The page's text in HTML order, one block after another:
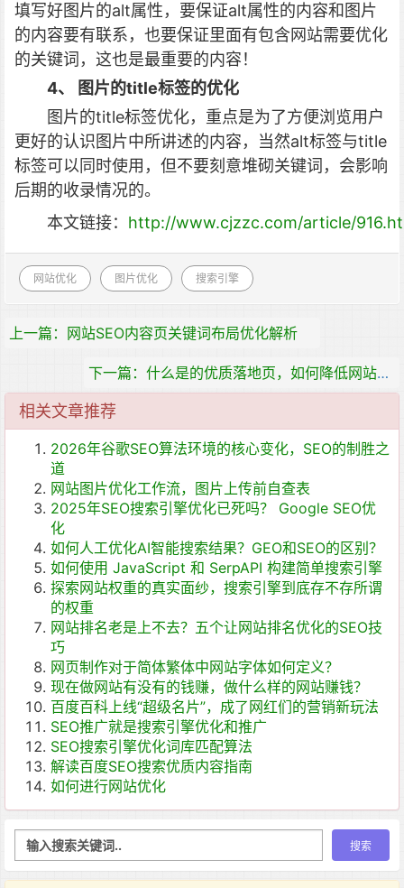
填写好图片的alt属性，要保证alt属性的内容和图片
的内容要有联系，也要保证里面有包含网站需要优化
的关键词，这也是最重要的内容！
4、 图片的title标签的优化
图片的title标签优化，重点是为了方便浏览用户
更好的认识图片中所讲述的内容，当然alt标签与title
标签可以同时使用，但不要刻意堆砌关键词，会影响
后期的收录情况的。
本文链接： http://www.cjzzc.com/article/
网站优化 图片优化 搜索引擎
上一篇：网站SEO内容页关键词布局优化解析
下一篇：什么是的优质落地页，如何降低网站的跳出率
相关文章推荐
2026年谷歌SEO算法环境的核心变化，SEO的制胜之
道
网站图片优化工作流，图片上传前自查表
2025年SEO搜索引擎优化已死吗？ Google SEO优
化
如何人工优化AI智能搜索结果？GEO和SEO的区别？
如何使用 JavaScript 和 SerpAPI 构建简单搜索引擎
探索网站权重的真实面纱，搜索引擎到底存不存所谓
的权重
网站排名老是上不去？五个让网站排名优化的SEO技
巧
网页制作对于简体繁体中网站字体如何定义？
现在做网站有没有的钱赚，做什么样的网站赚钱？
百度百科上线“超级名片”，成了网红们的营销新玩法
SEO推广就是搜索引擎优化和推广
SEO搜索引擎优化词库匹配算法
解读百度SEO搜索优质内容指南
如何进行网站优化